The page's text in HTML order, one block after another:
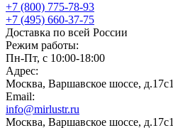
+7 (800) 775-78-93
+7 (495) 660-37-75
Доставка по всей России
Режим работы:
Пн-Пт, с 10:00-18:00
Адрес:
Москва, Варшавское шоссе, д.17c1
Email:
info@mirlustr.ru
Москва, Варшавское шоссе, д.17c1